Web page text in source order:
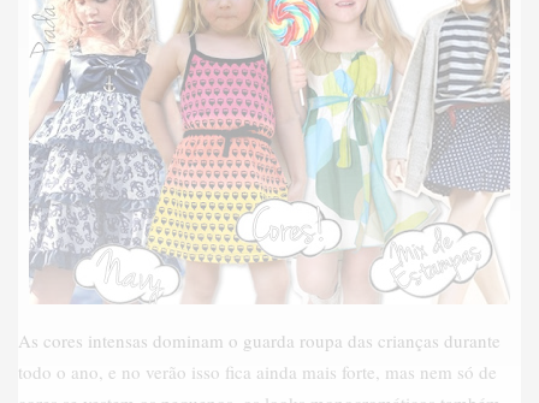
As cores intensas dominam o guarda roupa das crianças durante
todo o ano, e no verão isso fica ainda mais forte, mas nem só de